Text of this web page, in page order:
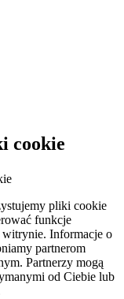
cookie
pliki cookie
funkcje
witrynie. Informacje o
partnerom
Partnerzy mogą
od Ciebie lub